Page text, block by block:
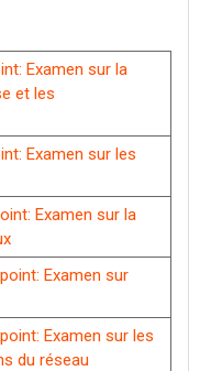
Examen sur la
et les
Examen sur les
Examen sur la
Examen sur
Examen sur les
du réseau